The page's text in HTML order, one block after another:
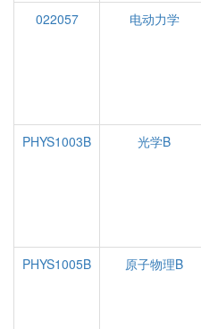
022057
电动力学
PHYS1003B
光学B
PHYS1005B
原子物理B